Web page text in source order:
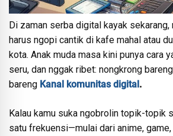
Di zaman serba digital kayak sekarang,
harus ngopi cantik di kafe mahal atau
kota. Anak muda masa kini punya cara
seru, dan nggak ribet: nongkrong
bareng Kanal komunitas digital.
Kalau kamu suka ngobrolin topik-topik
satu frekuensi—mulai dari anime,